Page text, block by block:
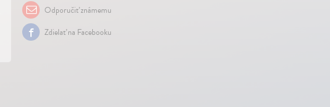
Odporučiť známemu
Zdielať na Facebooku